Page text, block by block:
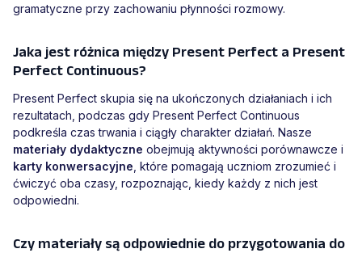
gramatyczne przy zachowaniu płynności rozmowy.
Jaka jest różnica między Present Perfect a Present
Perfect Continuous?
Present Perfect skupia się na ukończonych działaniach i ich
rezultatach, podczas gdy Present Perfect Continuous
podkreśla czas trwania i ciągły charakter działań. Nasze
materiały dydaktyczne obejmują aktywności porównawcze i
karty konwersacyjne, które pomagają uczniom zrozumieć i
ćwiczyć oba czasy, rozpoznając, kiedy każdy z nich jest
odpowiedni.
Czy materiały są odpowiednie do przygotowania do